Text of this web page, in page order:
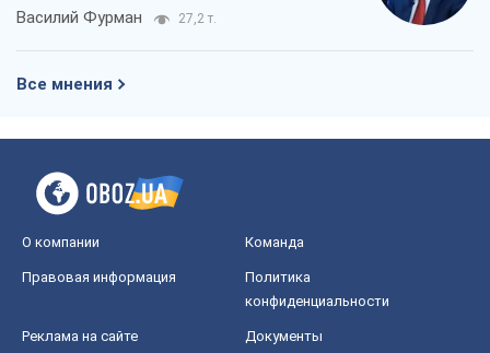
Василий Фурман 27,2 т.
Все мнения
О компании Команда
Правовая информация
Политика
конфиденциальности
Реклама на сайте Документы